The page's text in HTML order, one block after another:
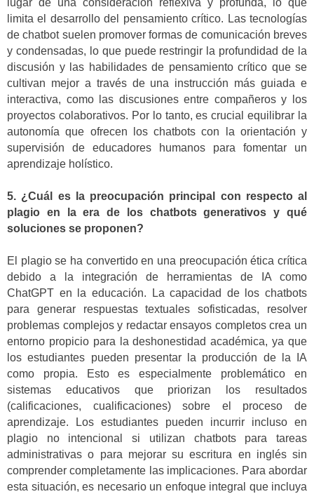
limita el desarrollo del pensamiento crítico. Las tecnologías
de chatbot suelen promover formas de comunicación breves
y condensadas, lo que puede restringir la profundidad de la
discusión y las habilidades de pensamiento crítico que se
cultivan mejor a través de una instrucción más guiada e
interactiva, como las discusiones entre compañeros y los
proyectos colaborativos. Por lo tanto, es crucial equilibrar la
autonomía que ofrecen los chatbots con la orientación y
supervisión de educadores humanos para fomentar un
aprendizaje holístico.
5. ¿Cuál es la preocupación principal con respecto al
plagio en la era de los chatbots generativos y qué
soluciones se proponen?
El plagio se ha convertido en una preocupación ética crítica
debido a la integración de herramientas de IA como
ChatGPT en la educación. La capacidad de los chatbots
para generar respuestas textuales sofisticadas, resolver
problemas complejos y redactar ensayos completos crea un
entorno propicio para la deshonestidad académica, ya que
los estudiantes pueden presentar la producción de la IA
como propia. Esto es especialmente problemático en
sistemas educativos que priorizan los resultados
(calificaciones, cualificaciones) sobre el proceso de
aprendizaje. Los estudiantes pueden incurrir incluso en
plagio no intencional si utilizan chatbots para tareas
administrativas o para mejorar su escritura en inglés sin
comprender completamente las implicaciones. Para abordar
esta situación, es necesario un enfoque integral que incluya